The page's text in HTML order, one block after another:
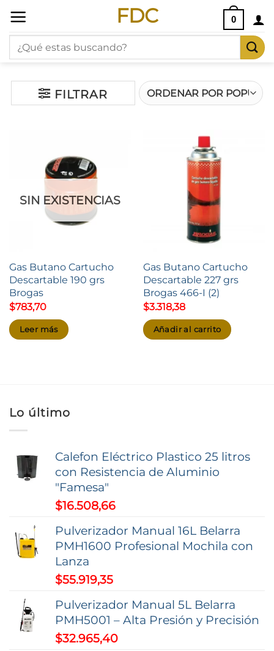
Saltar
contenido
FDC 0
Buscar
por:
FILTRAR
SIN EXISTENCIAS
Gas Butano Cartucho
Descartable 190 grs
Brogas
$783,70
Leer más
Gas Butano Cartucho
Descartable 227 grs
Brogas 466-I (2)
$3.318,38
Añadir al carrito
Lo último
Calefon Eléctrico Plastico 25 litros
con Resistencia de Aluminio
"Famesa"
$16.508,66
Pulverizador Manual 16L Belarra
PMH1600 Profesional Mochila con
Lanza
$55.919,35
Pulverizador Manual 5L Belarra
PMH5001 – Alta Presión y Precisión
$32.965,40